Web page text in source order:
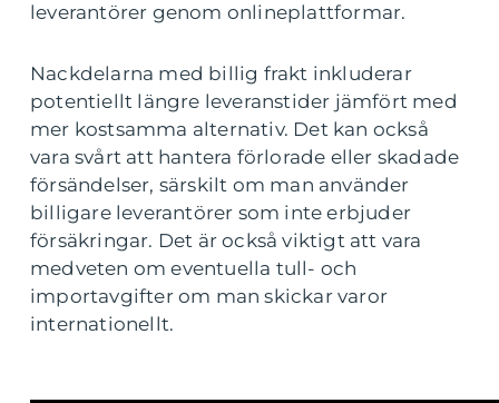
leverantörer genom onlineplattformar.
Nackdelarna med billig frakt inkluderar
potentiellt längre leveranstider jämfört med
mer kostsamma alternativ. Det kan också
vara svårt att hantera förlorade eller skadade
försändelser, särskilt om man använder
billigare leverantörer som inte erbjuder
försäkringar. Det är också viktigt att vara
medveten om eventuella tull- och
importavgifter om man skickar varor
internationellt.